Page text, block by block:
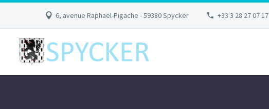
6, avenue Raphaël-Pigache - 59380 Spycker +33 3 28 27 07 17